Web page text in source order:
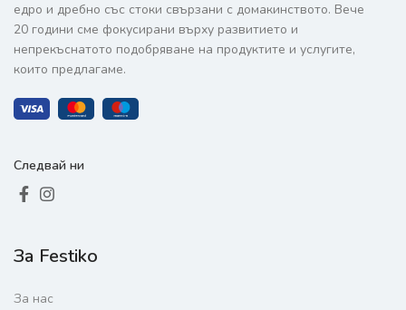
едро и дребно със стоки свързани с домакинството. Вече
20 години сме фокусирани върху развитието и
непрекъснатото подобряване на продуктите и услугите,
които предлагаме.
Следвай ни
За Festiko
За нас